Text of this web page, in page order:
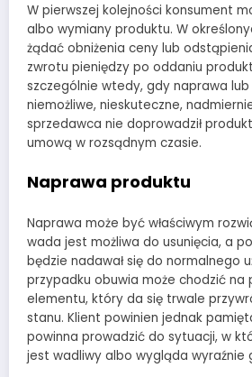
W pierwszej kolejności konsument
albo wymiany produktu. W
żądać obniżenia ceny lub
zwrotu pieniędzy po oddaniu
szczególnie wtedy, gdy naprawa
niemożliwe, nieskuteczne,
sprzedawca nie doprowadził
umową w rozsądnym czasie.
Naprawa produktu
Naprawa może być właściwym
wada jest możliwa do usunięcia, a
będzie nadawał się do normalnego
przypadku obuwia może chodzić na
elementu, który da się trwale
stanu. Klient powinien jednak
powinna prowadzić do sytuacji, w
jest wadliwy albo wygląda wyraźnie